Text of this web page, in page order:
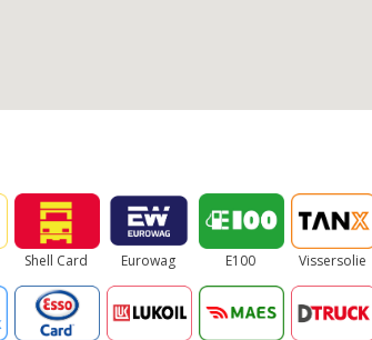
Shell Card Eurowag E100 Vissersolie